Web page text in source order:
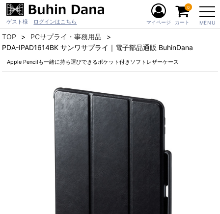
ゲスト様 ログインはこちら MENU
マイページ カート
0
TOP
PCサプライ・事務用品
PDA-IPAD1614BK サンワサプライ｜電子部品通販 BuhinDana
Apple Pencilも一緒に持ち運びできるポケット付きソフトレザーケース